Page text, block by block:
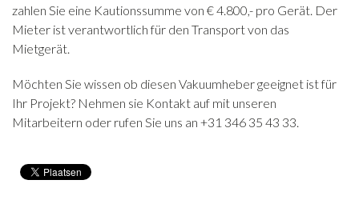
zahlen Sie eine Kautionssumme von € 4.800,- pro Gerät. Der
Mieter ist verantwortlich für den Transport von das
Mietgerät.
Möchten Sie wissen ob diesen Vakuumheber geeignet ist für
Ihr Projekt? Nehmen sie Kontakt auf mit unseren
Mitarbeitern oder rufen Sie uns an +31 346 35 43 33.